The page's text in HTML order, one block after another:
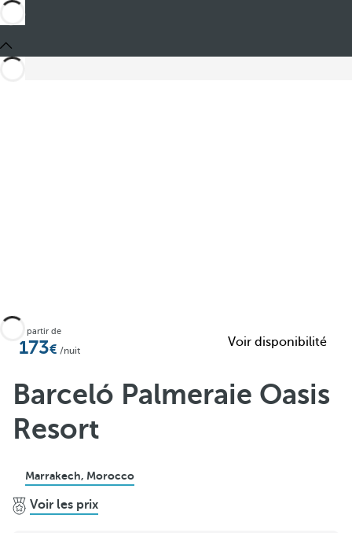
Partager
Ajouter aux favoris
Découvrez nos photos et vidéos
À partir de
173 /nuit
Voir disponibilité
Barceló Palmeraie Oasis
Resort
Marrakech, Morocco
Voir les prix